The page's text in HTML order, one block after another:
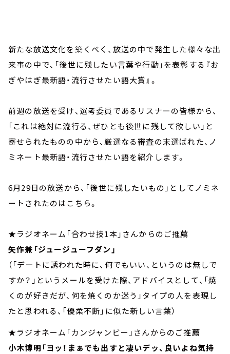
新たな放送文化を築くべく、放送の中で発生した様々な出
来事の中で、「後世に残したい言葉や行動」を表彰する『お
ぎやはぎ最新語・流行させたい語大賞』。
前週の放送を受け、選考委員であるリスナーの皆様から、
「これは絶対に流行る、ぜひとも後世に残して欲しい」と
寄せられたものの中から、厳選なる審査の末選ばれた、ノ
ミネート最新語・流行させたい語を紹介します。
6月29日の放送から、「後世に残したいもの」としてノミネ
ートされたのはこちら。
★ラジオネーム「合わせ技1本」さんからのご推薦
矢作兼「ジュージューフダン」
（「デートに誘われた時に、何でもいい、というのは無しで
すか？」というメールを受けた際、アドバイスとして、「焼
くのが好きだが、何を焼くのか迷う」タイプの人を表現し
たと思われる、「優柔不断」に似た新しい言葉）
★ラジオネーム「カンジャンビー」さんからのご推薦
小木博明「ヨッ！まぁでも出すと凄いデッ、良いよね気持